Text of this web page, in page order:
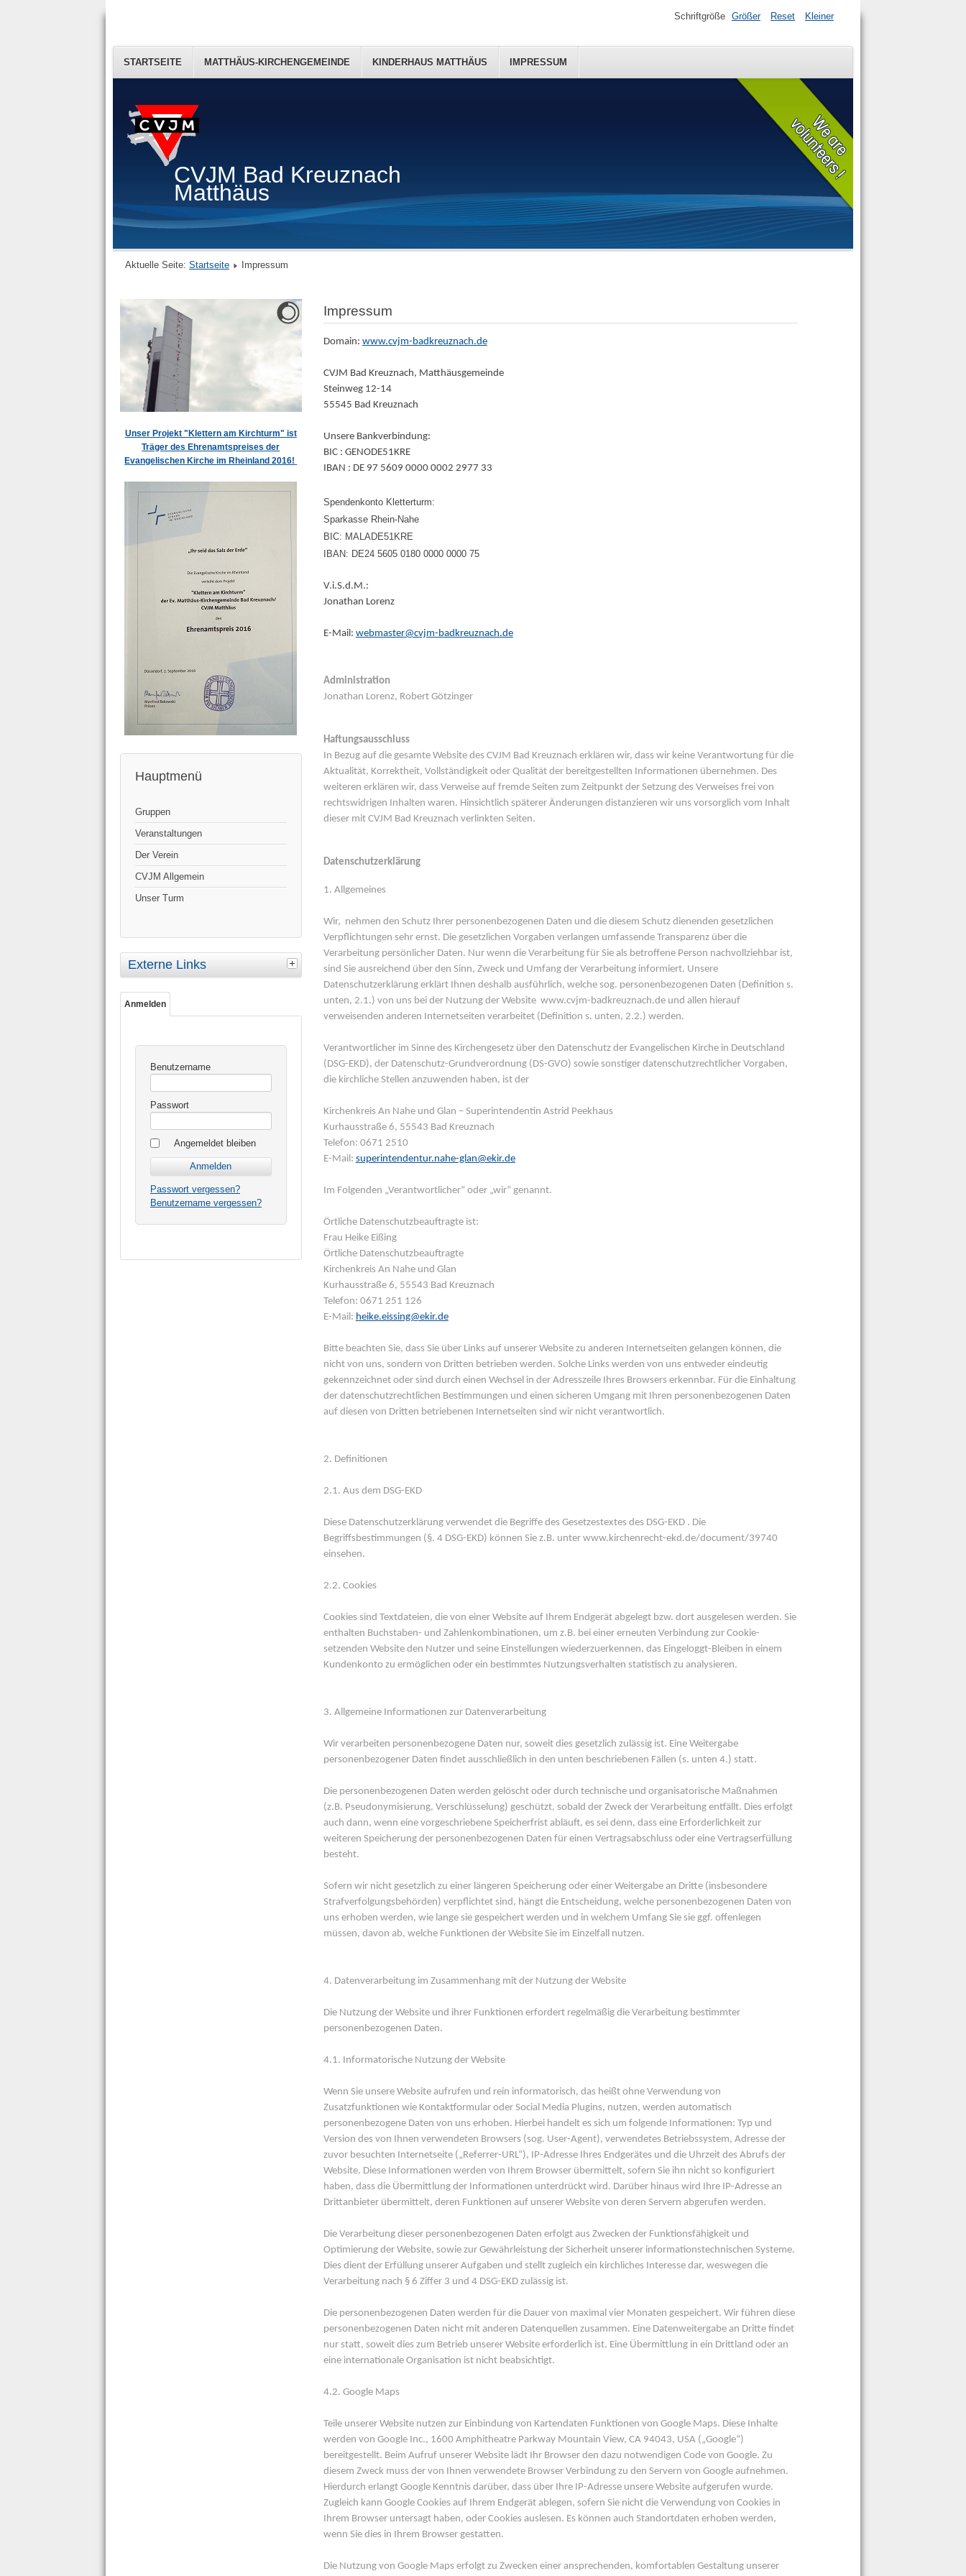
CVJM Bad Kreuznach
Matthäus
STARTSEITE MATTHÄUS-KIRCHENGEMEINDE KINDERHAUS MATTHÄUS IMPRESSUM
Schriftgröße Größer Reset Kleiner
Aktuelle Seite: Startseite Impressum
Unser Projekt "Klettern am Kirchturm" ist
Träger des Ehrenamtspreises der
Evangelischen Kirche im Rheinland 2016!
Hauptmenü
Gruppen
Veranstaltungen
Der Verein
CVJM Allgemein
Unser Turm
Externe Links
Anmelden
Benutzername
Passwort
Angemeldet bleiben
Passwort vergessen?
Benutzername vergessen?
Impressum
Domain: www.cvjm-badkreuznach.de
CVJM Bad Kreuznach, Matthäusgemeinde
Steinweg 12-14
55545 Bad Kreuznach
Unsere Bankverbindung:
BIC : GENODE51KRE
IBAN : DE 97 5609 0000 0002 2977 33
Spendenkonto Kletterturm:
Sparkasse Rhein-Nahe
BIC: MALADE51KRE
IBAN: DE24 5605 0180 0000 0000 75
V.i.S.d.M.:
Jonathan Lorenz
E-Mail: webmaster@cvjm-badkreuznach.de
Administration
Jonathan Lorenz, Robert Götzinger
Haftungsausschluss
In Bezug auf die gesamte Website des CVJM Bad Kreuznach erklären wir, dass wir keine Verantwortung für die
Aktualität, Korrektheit, Vollständigkeit oder Qualität der bereitgestellten Informationen übernehmen. Des
weiteren erklären wir, dass Verweise auf fremde Seiten zum Zeitpunkt der Setzung des Verweises frei von
rechtswidrigen Inhalten waren. Hinsichtlich späterer Änderungen distanzieren wir uns vorsorglich vom Inhalt
dieser mit CVJM Bad Kreuznach verlinkten Seiten.
Datenschutzerklärung
1. Allgemeines
Wir, nehmen den Schutz Ihrer personenbezogenen Daten und die diesem Schutz dienenden gesetzlichen
Verpflichtungen sehr ernst. Die gesetzlichen Vorgaben verlangen umfassende Transparenz über die
Verarbeitung persönlicher Daten. Nur wenn die Verarbeitung für Sie als betroffene Person nachvollziehbar ist,
sind Sie ausreichend über den Sinn, Zweck und Umfang der Verarbeitung informiert. Unsere
Datenschutzerklärung erklärt Ihnen deshalb ausführlich, welche sog. personenbezogenen Daten (Definition s.
unten, 2.1.) von uns bei der Nutzung der Website www.cvjm-badkreuznach.de und allen hierauf
verweisenden anderen Internetseiten verarbeitet (Definition s. unten, 2.2.) werden.
Verantwortlicher im Sinne des Kirchengesetz über den Datenschutz der Evangelischen Kirche in Deutschland
(DSG-EKD), der Datenschutz-Grundverordnung (DS-GVO) sowie sonstiger datenschutzrechtlicher Vorgaben,
die kirchliche Stellen anzuwenden haben, ist der
Kirchenkreis An Nahe und Glan – Superintendentin Astrid Peekhaus
Kurhausstraße 6, 55543 Bad Kreuznach
Telefon: 0671 2510
E-Mail: superintendentur.nahe-glan@ekir.de
Im Folgenden „Verantwortlicher“ oder „wir“ genannt.
Örtliche Datenschutzbeauftragte ist:
Frau Heike Eißing
Örtliche Datenschutzbeauftragte
Kirchenkreis An Nahe und Glan
Kurhausstraße 6, 55543 Bad Kreuznach
Telefon: 0671 251 126
E-Mail: heike.eissing@ekir.de
Bitte beachten Sie, dass Sie über Links auf unserer Website zu anderen Internetseiten gelangen können, die
nicht von uns, sondern von Dritten betrieben werden. Solche Links werden von uns entweder eindeutig
gekennzeichnet oder sind durch einen Wechsel in der Adresszeile Ihres Browsers erkennbar. Für die Einhaltung
der datenschutzrechtlichen Bestimmungen und einen sicheren Umgang mit Ihren personenbezogenen Daten
auf diesen von Dritten betriebenen Internetseiten sind wir nicht verantwortlich.
2. Definitionen
2.1. Aus dem DSG-EKD
Diese Datenschutzerklärung verwendet die Begriffe des Gesetzestextes des DSG-EKD . Die
Begriffsbestimmungen (§. 4 DSG-EKD) können Sie z.B. unter www.kirchenrecht-ekd.de/document/39740
einsehen.
2.2. Cookies
Cookies sind Textdateien, die von einer Website auf Ihrem Endgerät abgelegt bzw. dort ausgelesen werden. Sie
enthalten Buchstaben- und Zahlenkombinationen, um z.B. bei einer erneuten Verbindung zur Cookie-
setzenden Website den Nutzer und seine Einstellungen wiederzuerkennen, das Eingeloggt-Bleiben in einem
Kundenkonto zu ermöglichen oder ein bestimmtes Nutzungsverhalten statistisch zu analysieren.
3. Allgemeine Informationen zur Datenverarbeitung
Wir verarbeiten personenbezogene Daten nur, soweit dies gesetzlich zulässig ist. Eine Weitergabe
personenbezogener Daten findet ausschließlich in den unten beschriebenen Fällen (s. unten 4.) statt.
Die personenbezogenen Daten werden gelöscht oder durch technische und organisatorische Maßnahmen
(z.B. Pseudonymisierung, Verschlüsselung) geschützt, sobald der Zweck der Verarbeitung entfällt. Dies erfolgt
auch dann, wenn eine vorgeschriebene Speicherfrist abläuft, es sei denn, dass eine Erforderlichkeit zur
weiteren Speicherung der personenbezogenen Daten für einen Vertragsabschluss oder eine Vertragserfüllung
besteht.
Sofern wir nicht gesetzlich zu einer längeren Speicherung oder einer Weitergabe an Dritte (insbesondere
Strafverfolgungsbehörden) verpflichtet sind, hängt die Entscheidung, welche personenbezogenen Daten von
uns erhoben werden, wie lange sie gespeichert werden und in welchem Umfang Sie sie ggf. offenlegen
müssen, davon ab, welche Funktionen der Website Sie im Einzelfall nutzen.
4. Datenverarbeitung im Zusammenhang mit der Nutzung der Website
Die Nutzung der Website und ihrer Funktionen erfordert regelmäßig die Verarbeitung bestimmter
personenbezogenen Daten.
4.1. Informatorische Nutzung der Website
Wenn Sie unsere Website aufrufen und rein informatorisch, das heißt ohne Verwendung von
Zusatzfunktionen wie Kontaktformular oder Social Media Plugins, nutzen, werden automatisch
personenbezogene Daten von uns erhoben. Hierbei handelt es sich um folgende Informationen: Typ und
Version des von Ihnen verwendeten Browsers (sog. User-Agent), verwendetes Betriebssystem, Adresse der
zuvor besuchten Internetseite („Referrer-URL“), IP-Adresse Ihres Endgerätes und die Uhrzeit des Abrufs der
Website. Diese Informationen werden von Ihrem Browser übermittelt, sofern Sie ihn nicht so konfiguriert
haben, dass die Übermittlung der Informationen unterdrückt wird. Darüber hinaus wird Ihre IP-Adresse an
Drittanbieter übermittelt, deren Funktionen auf unserer Website von deren Servern abgerufen werden.
Die Verarbeitung dieser personenbezogenen Daten erfolgt aus Zwecken der Funktionsfähigkeit und
Optimierung der Website, sowie zur Gewährleistung der Sicherheit unserer informationstechnischen Systeme.
Dies dient der Erfüllung unserer Aufgaben und stellt zugleich ein kirchliches Interesse dar, weswegen die
Verarbeitung nach § 6 Ziffer 3 und 4 DSG-EKD zulässig ist.
Die personenbezogenen Daten werden für die Dauer von maximal vier Monaten gespeichert. Wir führen diese
personenbezogenen Daten nicht mit anderen Datenquellen zusammen. Eine Datenweitergabe an Dritte findet
nur statt, soweit dies zum Betrieb unserer Website erforderlich ist. Eine Übermittlung in ein Drittland oder an
eine internationale Organisation ist nicht beabsichtigt.
4.2. Google Maps
Teile unserer Website nutzen zur Einbindung von Kartendaten Funktionen von Google Maps. Diese Inhalte
werden von Google Inc., 1600 Amphitheatre Parkway Mountain View, CA 94043, USA („Google“)
bereitgestellt. Beim Aufruf unserer Website lädt Ihr Browser den dazu notwendigen Code von Google. Zu
diesem Zweck muss der von Ihnen verwendete Browser Verbindung zu den Servern von Google aufnehmen.
Hierdurch erlangt Google Kenntnis darüber, dass über Ihre IP-Adresse unsere Website aufgerufen wurde.
Zugleich kann Google Cookies auf Ihrem Endgerät ablegen, sofern Sie nicht die Verwendung von Cookies in
Ihrem Browser untersagt haben, oder Cookies auslesen. Es können auch Standortdaten erhoben werden,
wenn Sie dies in Ihrem Browser gestatten.
Die Nutzung von Google Maps erfolgt zu Zwecken einer ansprechenden, komfortablen Gestaltung unserer